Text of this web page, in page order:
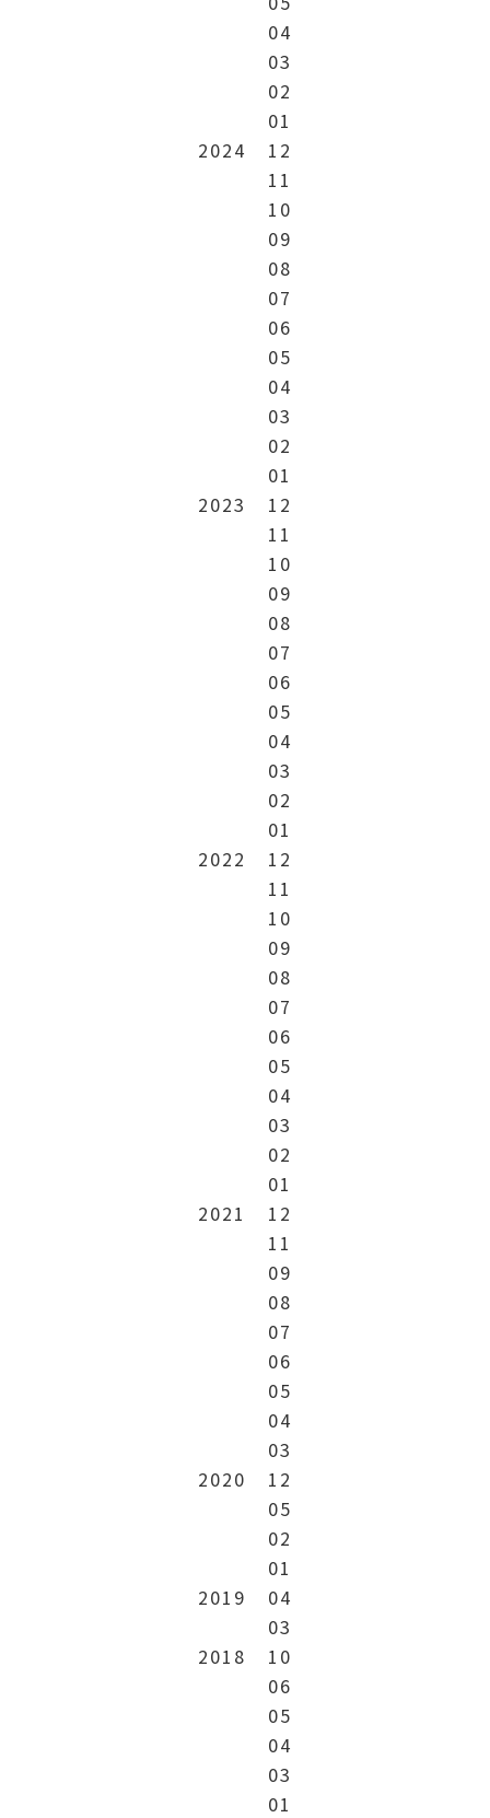
04
03
02
01
2024
12
11
10
09
08
07
06
05
04
03
02
01
2023
12
11
10
09
08
07
06
05
04
03
02
01
2022
12
11
10
09
08
07
06
05
04
03
02
01
2021
12
11
09
08
07
06
05
04
03
2020
12
05
02
01
2019
04
03
2018
10
06
05
04
03
01